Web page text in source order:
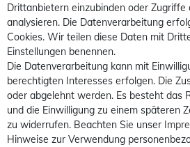
Drittanbietern einzubinden oder
analysieren. Die Datenverarbeitung
Cookies. Wir teilen diese Daten mit
Einstellungen benennen.
Die Datenverarbeitung kann mit
berechtigten Interesses erfolgen. Die
oder abgelehnt werden. Es besteht das
und die Einwilligung zu einem späteren
zu widerrufen. Beachten Sie unser
Hinweise zur Verwendung